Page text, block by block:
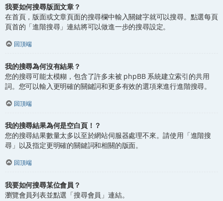
我要如何搜尋版面文章？
在首頁，版面或文章頁面的搜尋欄中輸入關鍵字就可以搜尋。點選每頁
頁首的「進階搜尋」連結將可以做進一步的搜尋設定。
回頂端
我的搜尋為何沒有結果？
您的搜尋可能太模糊，包含了許多未被 phpBB 系統建立索引的共用
詞。您可以輸入更明確的關鍵詞和更多有效的選項來進行進階搜尋。
回頂端
我的搜尋結果為何是空白頁！？
您的搜尋結果數量太多以至於網站伺服器處理不來。請使用「進階搜
尋」以及指定更明確的關鍵詞和相關的版面。
回頂端
我要如何搜尋某位會員？
瀏覽會員列表並點選「搜尋會員」連結。